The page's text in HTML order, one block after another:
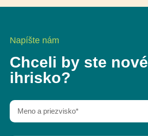
Napíšte nám
Chceli by ste nové
ihrisko?